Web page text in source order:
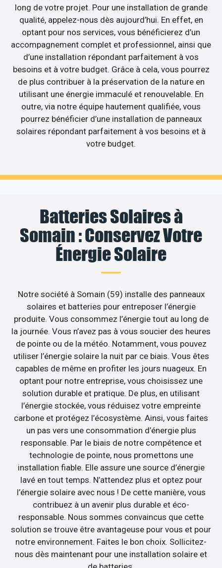
long de votre projet. Pour une installation de grande
qualité, appelez-nous dès aujourd’hui. En effet, en
optant pour nos services, vous bénéficierez d’un
accompagnement complet et professionnel, ainsi que
d’une installation répondant parfaitement à vos
besoins et à votre budget. Grâce à cela, vous pourrez
de plus contribuer à la préservation de la nature en
utilisant une énergie immaculé et renouvelable. En
outre, via notre équipe hautement qualifiée, vous
pourrez bénéficier d’une installation de panneaux
solaires répondant parfaitement à vos besoins et à
votre budget.
Batteries Solaires à
Somain : Conservez Votre
Énergie Solaire
Notre société à Somain (59) installe des panneaux
solaires et batteries pour entreposer l’énergie
produite. Vous consommez l’énergie tout au long de
la journée. Vous n’avez pas à vous soucier des heures
de pointe ou de la météo. Notamment, vous pouvez
utiliser l’énergie solaire la nuit par ce biais. Vous êtes
capables de même en profiter les jours nuageux. En
optant pour notre entreprise, vous choisissez une
solution durable et pratique. De plus, en utilisant
l’énergie stockée, vous réduisez votre empreinte
carbone et protégez l’écosystème. Ainsi, vous faites
un pas vers une consommation d’énergie plus
responsable. Par le biais de notre compétence et
technologie de pointe, nous promettons une
installation fiable. Elle assure une source d’énergie
lavé en tout temps. N’attendez plus et optez pour
l’énergie solaire avec nous ! De cette manière, vous
contribuez à un avenir plus durable et éco-
responsable. Nous sommes convaincus que cette
solution se trouve être avantageuse pour vous et pour
notre environnement. Faites le bon choix. Sollicitez-
nous dès maintenant pour une installation solaire et